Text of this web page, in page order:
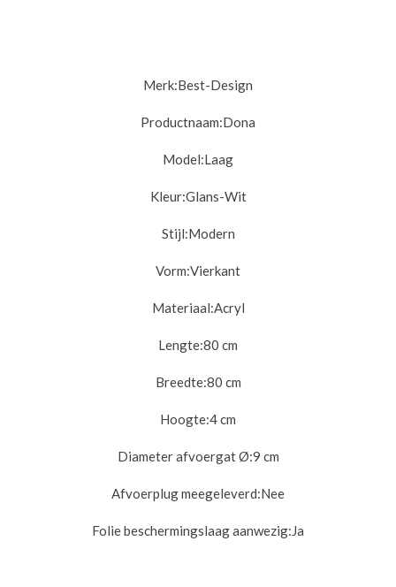
Merk:Best-Design
Productnaam:Dona
Model:Laag
Kleur:Glans-Wit
Stijl:Modern
Vorm:Vierkant
Materiaal:Acryl
Lengte:80 cm
Breedte:80 cm
Hoogte:4 cm
Diameter afvoergat Ø:9 cm
Afvoerplug meegeleverd:Nee
Folie beschermingslaag aanwezig:Ja